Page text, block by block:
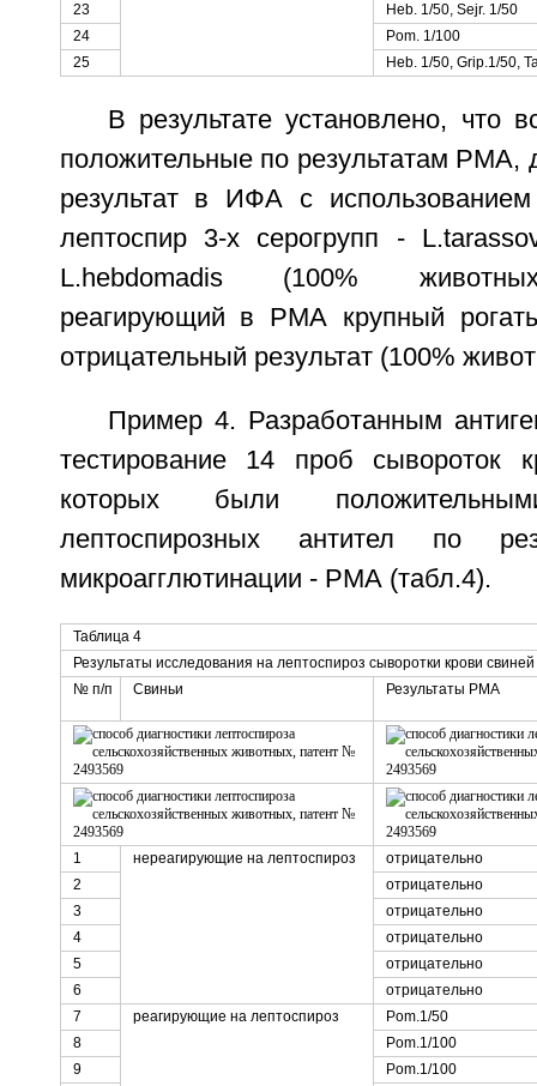
23
Heb. 1/50, Sejr. 1/50
24
Pom. 1/100
25
Heb. 1/50, Grip.1/50,
В результате установлено, что
положительные по результатам РМА,
результат в ИФА с использованием
лептоспир 3-х серогрупп -
L.hebdomadis (100%
реагирующий в РМА крупный
отрицательный результат (100%
Пример 4. Разработанным
тестирование 14 проб сывороток
которых были
лептоспирозных антител по
микроагглютинации - РМА (табл.4).
Таблица 4
Результаты исследования на лептоспироз сыворотки крови свиней
№ п/п
Свиньи Результаты РМА
1 нереагирующие на лептоспироз
отрицательно
2
отрицательно
3
отрицательно
4
отрицательно
5
отрицательно
6
отрицательно
7
реагирующие на лептоспироз
Pom.1/50
8
Pom.1/100
9
Pom.1/100